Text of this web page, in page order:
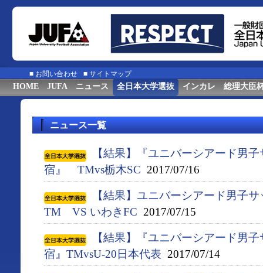
■ お問い合わせ ■ サイトマップ
HOME JUFA ニュース 全日本大学選抜 インカレ 総理大臣
ニュース一覧
【結果】『ユニバーシアード男
宿』 TMvs栃木SC 2017/07/16
【結果】ユニバーシアード男子
TM VS いわきFC 2017/07/15
【結果】『ユニバーシアード男
宿』TMvsU-20日本代表 2017/07/14